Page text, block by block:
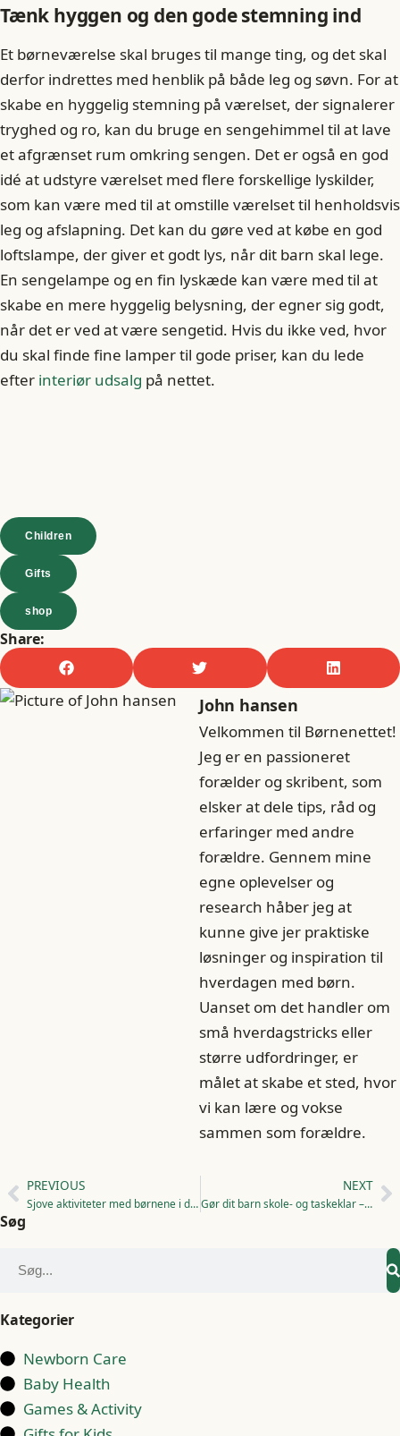
Tænk hyggen og den gode stemning ind
Et børneværelse skal bruges til mange ting, og det skal
derfor indrettes med henblik på både leg og søvn. For at
skabe en hyggelig stemning på værelset, der signalerer
tryghed og ro, kan du bruge en sengehimmel til at lave
et afgrænset rum omkring sengen. Det er også en god
idé at udstyre værelset med flere forskellige lyskilder,
som kan være med til at omstille værelset til henholdsvis
leg og afslapning. Det kan du gøre ved at købe en god
loftslampe, der giver et godt lys, når dit barn skal lege.
En sengelampe og en fin lyskæde kan være med til at
skabe en mere hyggelig belysning, der egner sig godt,
når det er ved at være sengetid. Hvis du ikke ved, hvor
du skal finde fine lamper til gode priser, kan du lede
efter interiør udsalg på nettet.
Children
Gifts
shop
Share:
John hansen
Velkommen til Børnenettet!
Jeg er en passioneret
forælder og skribent, som
elsker at dele tips, råd og
erfaringer med andre
forældre. Gennem mine
egne oplevelser og
research håber jeg at
kunne give jer praktiske
løsninger og inspiration til
hverdagen med børn.
Uanset om det handler om
små hverdagstricks eller
større udfordringer, er
målet at skabe et sted, hvor
vi kan lære og vokse
sammen som forældre.
PREVIOUS
Sjove aktiviteter med børnene i det fri
NEXT
Gør dit barn skole- og taskeklar – 3 gode råd
Søg
Kategorier
Newborn Care
Baby Health
Games & Activity